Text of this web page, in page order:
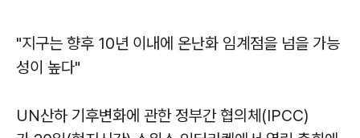
"지구는 향후 10년 이내에 온난화 임계점을 넘을 가능
성이 높다"
UN산하 기후변화에 관한 정부간 협의체(IPCC)